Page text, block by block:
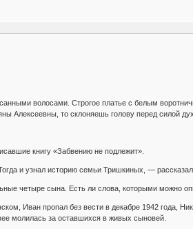
волосами. Строгое платье с белым
Алексеевны, то склоняешь голову перед силой
книгу «Забвению не подлежит».
и узнал историю семьи Тришкиных, —
четыре сына. Есть ли слова, которыми можно
Иван пропал без вести в декабре 1942 года,
молилась за оставшихся в живых сыновей.